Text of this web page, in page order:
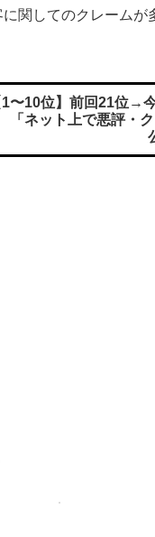
関してのクレームが
〜10位】前回21位→
ネット上で悪評・